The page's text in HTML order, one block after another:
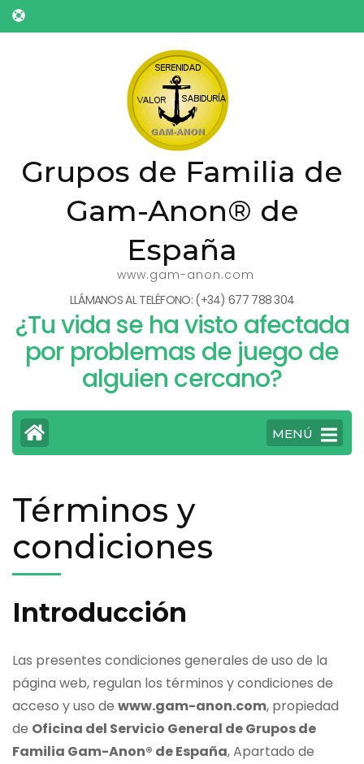
Saltar
al
Grupos de Familia de
Gam-Anon® de
España
www.gam-anon.com
LLÁMANOS AL TELÉFONO: (+34) 677 788 304
¿Tu vida se ha visto afectada
por problemas de juego de
alguien cercano?
MENÚ
Términos y
condiciones
Introducción
Las presentes condiciones generales de uso de la
página web, regulan los términos y condiciones de
acceso y uso de www.gam-anon.com, propiedad
de Oficina del Servicio General de Grupos de
Familia Gam-Anon® de España, Apartado de